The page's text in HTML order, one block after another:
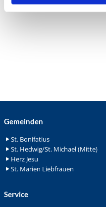
Gemeinden
St. Bonifatius
St. Hedwig/St. Michael (Mitte)
Herz Jesu
St. Marien Liebfrauen
Service